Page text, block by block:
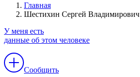
Главная
Шестихин Сергей Владимирович
У меня есть
данные об этом человеке
Сообщить